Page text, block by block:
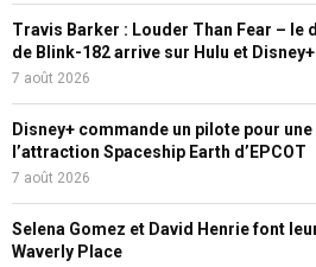
Travis Barker : Louder Than Fear – le
de Blink-182 arrive sur Hulu et Disney+
7 août 2026
Disney+ commande un pilote pour
l’attraction Spaceship Earth d’EPCOT
7 août 2026
Selena Gomez et David Henrie font
Waverly Place